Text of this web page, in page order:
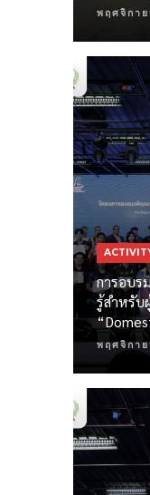
พฤศจิกา
การอบร
รู้สำหรับ
พฤศจิกา